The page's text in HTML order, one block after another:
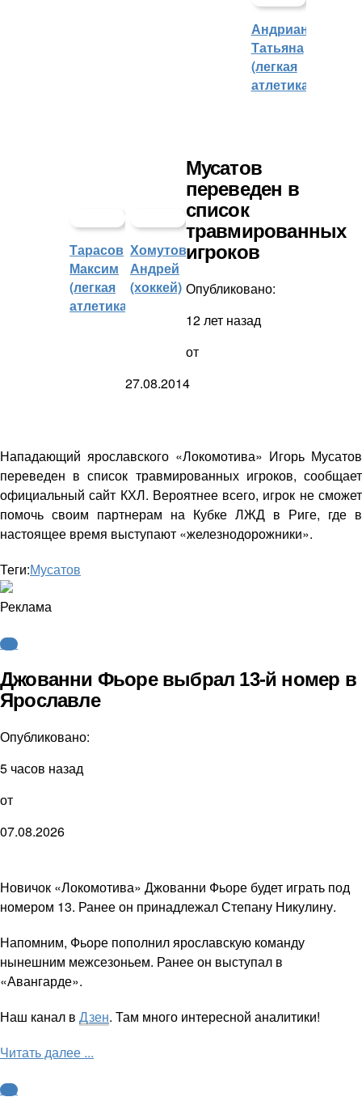
Андрианова
Татьяна
(легкая
атлетика)
Тарасов
Максим
(легкая
атлетика)
Хомутов
Андрей
(хоккей)
Мусатов
переведен в
список
травмированных
игроков
Опубликовано:
12 лет назад
от
27.08.2014
Нападающий ярославского «Локомотива» Игорь Мусатов
переведен в список травмированных игроков, сообщает
официальный сайт КХЛ. Вероятнее всего, игрок не сможет
помочь своим партнерам на Кубке ЛЖД в Риге, где в
настоящее время выступают «железнодорожники».
Теги:Мусатов
Реклама
КХЛ
Джованни Фьоре выбрал 13-й номер в
Ярославле
Опубликовано:
5 часов назад
от
07.08.2026
Новичок «Локомотива» Джованни Фьоре будет играть под
номером 13. Ранее он принадлежал Степану Никулину.
Напомним, Фьоре пополнил ярославскую команду
нынешним межсезоньем. Ранее он выступал в
«Авангарде».
Наш канал в Дзен. Там много интересной аналитики!
Читать далее ...
КХЛ